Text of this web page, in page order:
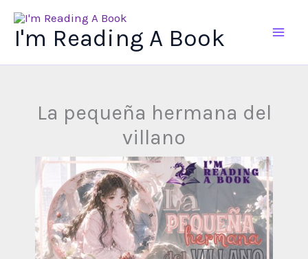
I'm Reading A Book
La pequeña hermana del
villano